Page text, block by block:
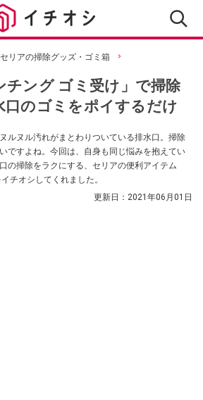
セリアの掃除グッズ・ゴミ箱
チング ゴミ受け」で掃除
口のゴミをポイするだけ
ルヌル汚れがまとわりついている排水口。掃除
ですよね。今回は、自身も同じ悩みを抱えてい
の掃除をラクにする、セリアの便利アイテム
チオシしてくれました。
更新日： 2021年06月01日